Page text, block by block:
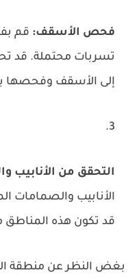
فحص الأسقف: قم
تسربات محتملة. قد
إلى الأسقف وفحصها
التحقق من الأنابيب
الأنابيب والصمامات
قد تكون هذه المناطق
بغض النظر عن منطقة